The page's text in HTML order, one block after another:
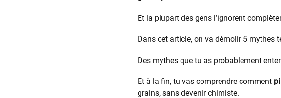
Et la plupart des gens l’ignorent
Dans cet article, on va démolir 5 mythes
Des mythes que tu as probablement
Et à la fin, tu vas comprendre comment
grains, sans devenir chimiste.